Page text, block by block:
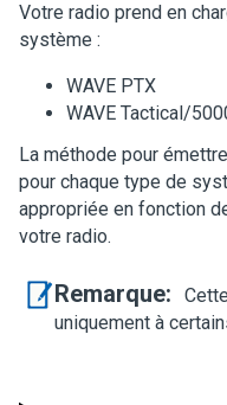
Votre radio prend en
système :
WAVE PTX
WAVE Tactical/
La méthode pour
pour chaque type de
appropriée en fonction
votre radio.
Remarque:
uniquement à